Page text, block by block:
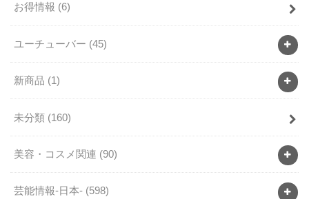
お得情報 (6)
ユーチューバー (45)
新商品 (1)
未分類 (160)
美容・コスメ関連 (90)
芸能情報-日本- (598)